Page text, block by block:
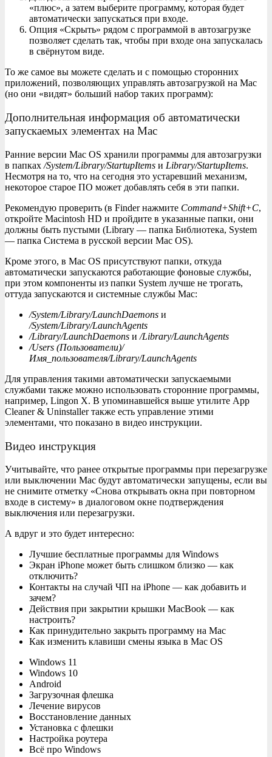
«плюс», а затем выберите программу, которая будет
автоматически запускаться при входе.
Опция «Скрыть» рядом с программой в автозагрузке
позволяет сделать так, чтобы при входе она запускалась
в свёрнутом виде.
То же самое вы можете сделать и с помощью сторонних
приложений, позволяющих управлять автозагрузкой на Mac
(но они «видят» больший набор таких программ):
Дополнительная информация об автоматически
запускаемых элементах на Mac
Ранние версии Mac OS хранили программы для автозагрузки
в папках /System/Library/StartupItems и Library/StartupItems.
Несмотря на то, что на сегодня это устаревший механизм,
некоторое старое ПО может добавлять себя в эти папки.
Рекомендую проверить (в Finder нажмите Command+Shift+C,
откройте Macintosh HD и пройдите в указанные папки, они
должны быть пустыми (Library — папка Библиотека, System
— папка Система в русской версии Mac OS).
Кроме этого, в Mac OS присутствуют папки, откуда
автоматически запускаются работающие фоновые службы,
при этом компоненты из папки System лучше не трогать,
оттуда запускаются и системные службы Mac:
/System/Library/LaunchDaemons и
/System/Library/LaunchAgents
/Library/LaunchDaemons и /Library/LaunchAgents
/Users (Пользователи)/
Имя_пользователя/Library/LaunchAgents
Для управления такими автоматически запускаемыми
службами также можно использовать сторонние программы,
например, Lingon X. В упоминавшейся выше утилите App
Cleaner & Uninstaller также есть управление этими
элементами, что показано в видео инструкции.
Видео инструкция
Учитывайте, что ранее открытые программы при перезагрузке
или выключении Mac будут автоматически запущены, если вы
не снимите отметку «Снова открывать окна при повторном
входе в систему» в диалоговом окне подтверждения
выключения или перезагрузки.
А вдруг и это будет интересно:
Лучшие бесплатные программы для Windows
Экран iPhone может быть слишком близко — как
отключить?
Контакты на случай ЧП на iPhone — как добавить и
зачем?
Действия при закрытии крышки MacBook — как
настроить?
Как принудительно закрыть программу на Mac
Как изменить клавиши смены языка в Mac OS
Windows 11
Windows 10
Android
Загрузочная флешка
Лечение вирусов
Восстановление данных
Установка с флешки
Настройка роутера
Всё про Windows